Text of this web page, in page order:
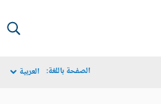
الصفحة باللغة: العربية